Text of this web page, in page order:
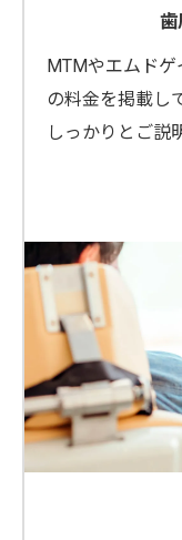
歯
MTMやエムド
の料金を掲載し
しっかりとご説